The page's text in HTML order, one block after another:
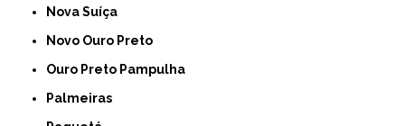
Nova Suíça
Novo Ouro Preto
Ouro Preto Pampulha
Palmeiras